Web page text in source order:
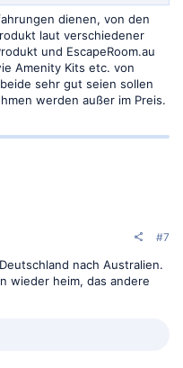
dienen, von den
laut verschiedener
und EscapeRoom.au
Amenity Kits etc. von
sehr gut seien sollen
werden außer im Preis.
#7
nach Australien.
wieder heim, das andere